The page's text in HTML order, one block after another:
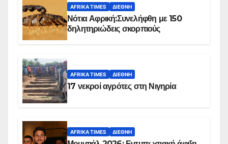
AFRIKA TIMES ΔΙΕΘΝΉ
Νότια Αφρική:Συνελήφθη με 150
δηλητηριώδεις σκορπιούς
AFRIKA TIMES ΔΙΕΘΝΉ
17 νεκροί αγρότες στη Νιγηρία
AFRIKA TIMES ΔΙΕΘΝΉ